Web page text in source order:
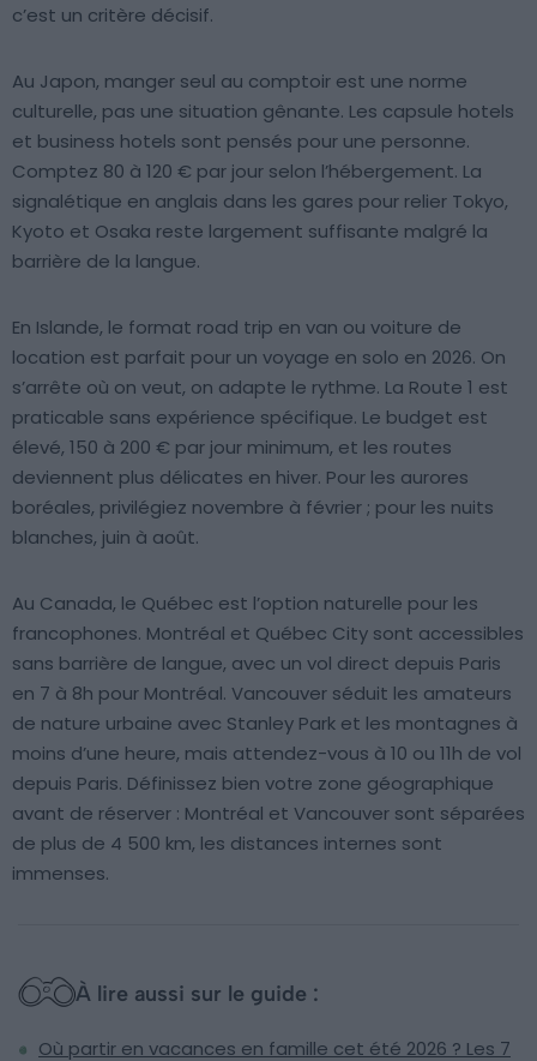
c’est un critère décisif.
Au Japon, manger seul au comptoir est une norme
culturelle, pas une situation gênante. Les capsule hotels
et business hotels sont pensés pour une personne.
Comptez 80 à 120 € par jour selon l’hébergement. La
signalétique en anglais dans les gares pour relier Tokyo,
Kyoto et Osaka reste largement suffisante malgré la
barrière de la langue.
En Islande, le format road trip en van ou voiture de
location est parfait pour un voyage en solo en 2026. On
s’arrête où on veut, on adapte le rythme. La Route 1 est
praticable sans expérience spécifique. Le budget est
élevé, 150 à 200 € par jour minimum, et les routes
deviennent plus délicates en hiver. Pour les aurores
boréales, privilégiez novembre à février ; pour les nuits
blanches, juin à août.
Au Canada, le Québec est l’option naturelle pour les
francophones. Montréal et Québec City sont accessibles
sans barrière de langue, avec un vol direct depuis Paris
en 7 à 8h pour Montréal. Vancouver séduit les amateurs
de nature urbaine avec Stanley Park et les montagnes à
moins d’une heure, mais attendez-vous à 10 ou 11h de vol
depuis Paris. Définissez bien votre zone géographique
avant de réserver : Montréal et Vancouver sont séparées
de plus de 4 500 km, les distances internes sont
immenses.
À lire aussi sur le guide :
Où partir en vacances en famille cet été 2026 ? Les 7